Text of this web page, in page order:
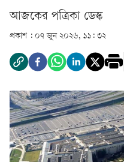
আজকের পত্রিকা ডেস্ক­
প্রকাশ : ০৭ জুন ২০২৬, ১১: ৩২